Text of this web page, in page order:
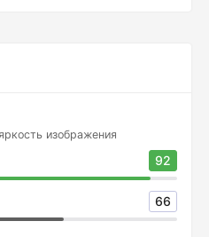
изображения
92
66